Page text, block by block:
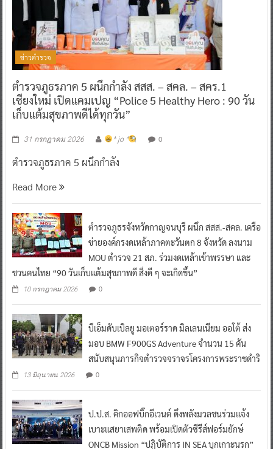
ข่าวตำรวจ
ตำรวจภูธรภาค 5 ผนึกกำลัง สสส. – สคล. – สคร.1
เชียงใหม่ เปิดแคมเปญ “Police 5 Healthy Hero : 90 วัน
เก็บแต้มสุขภาพดีได้ทุกวัน”
31 กรกฎาคม 2026 ^ jo ^ 0
ตำรวจภูธรภาค 5 ผนึกกำลัง
Read More
ตำรวจภูธรจังหวัดกาญจนบุรี ผนึก สสส.-สคล. เครือ
ข่ายองค์กรงดเหล้าภาคตะวันตก 8 จังหวัด ลงนาม
MOU ตำรวจ 21 สภ. ร่วมงดเหล้าเข้าพรรษา และ
ชวนคนไทย “90 วันเก็บแต้มสุขภาพดี สิ่งดี ๆ จะเกิดขึ้น”
10 กรกฎาคม 2026 0
บีเอ็มดับเบิลยู มอเตอร์ราด มิลเลนเนียม ออโต้ ส่ง
มอบ BMW F900GS Adventure จำนวน 15 คัน
สนับสนุนภารกิจตำรวจจราจรโครงการพระราชดำริ
13 มิถุนายน 2026 0
ป.ป.ส. คิกออฟบิ๊กอีเวนต์ ดึงพลังมวลชนร่วมแจ้ง
เบาะแสยาเสพติด พร้อมเปิดตัวซีรีส์ฟอร์มยักษ์
ONCB Mission “ปฏิบัติการ IN SEA บุกเกาะนรก”